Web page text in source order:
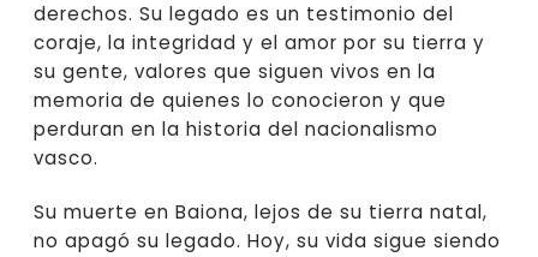
derechos. Su legado es un testimonio del
coraje, la integridad y el amor por su tierra y
su gente, valores que siguen vivos en la
memoria de quienes lo conocieron y que
perduran en la historia del nacionalismo
vasco.
Su muerte en Baiona, lejos de su tierra natal,
no apagó su legado. Hoy, su vida sigue siendo